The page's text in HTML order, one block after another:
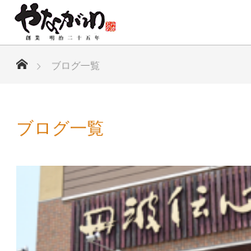
ブログ一覧
ブログ一覧